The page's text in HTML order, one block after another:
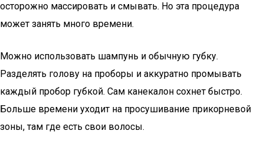
осторожно массировать и смывать. Но эта процедура
может занять много времени.
Можно использовать шампунь и обычную губку.
Разделять голову на проборы и аккуратно промывать
каждый пробор губкой. Сам канекалон сохнет быстро.
Больше времени уходит на просушивание прикорневой
зоны, там где есть свои волосы.